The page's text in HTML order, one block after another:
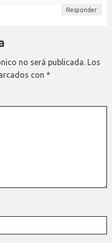
Responder
no será publicada. Los
con *